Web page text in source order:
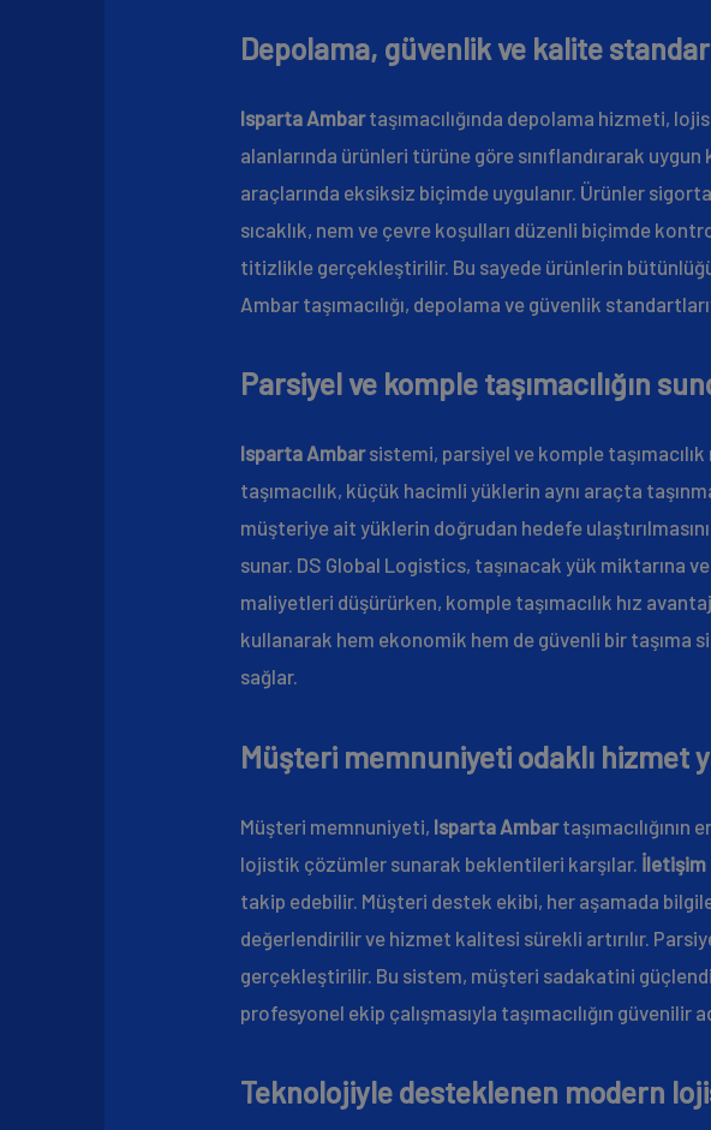
Depolama, güvenlik ve kalite
Isparta Ambartaşımacılığında depolama hizmeti,
alanlarında ürünleri türüne göre sınıflandırarak
araçlarında eksiksiz biçimde uygulanır. Ürünler
sıcaklık, nem ve çevre koşulları düzenli biçimde
titizlikle gerçekleştirilir. Bu sayede ürünlerin
Ambar taşımacılığı, depolama ve güvenlik
Parsiyel ve komple taşımacılığın
Isparta Ambarsistemi, parsiyel ve komple
taşımacılık, küçük hacimli yüklerin aynı araçta
müşteriye ait yüklerin doğrudan hedefe
sunar. DS Global Logistics, taşınacak yük miktarına
maliyetleri düşürürken, komple taşımacılık hız
kullanarak hem ekonomik hem de güvenli bir taşıma
sağlar.
Müşteri memnuniyeti odaklı hizmet
Müşteri memnuniyeti, Isparta Ambar
lojistik çözümler sunarak beklentileri karşılar. İletişim
takip edebilir. Müşteri destek ekibi, her aşamada
değerlendirilir ve hizmet kalitesi sürekli artırılır.
gerçekleştirilir. Bu sistem, müşteri sadakatini
profesyonel ekip çalışmasıyla taşımacılığın güvenilir
Teknolojiyle desteklenen modern